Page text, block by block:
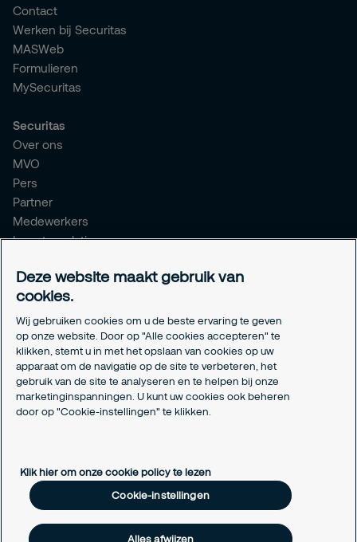
Contact
Werken bij Securitas
MASWeb
Formulieren
MySecuritas
Securitas
Over ons
MVO
Pers
Partner
Medewerkers
Investor relations
Certificeringen
Aanmeldformulieren installatiepartners
Juridisch
Privacyverklaring
Algemene voorwaarden
Responsible disclosure
Cookie-instellingen
Deze website maakt gebruik van
cookies.
Wij gebruiken cookies om u de beste ervaring te geven
op onze website. Door op "Alle cookies accepteren" te
klikken, stemt u in met het opslaan van cookies op uw
apparaat om de navigatie op de site te verbeteren, het
gebruik van de site te analyseren en te helpen bij onze
marketinginspanningen. U kunt uw cookies ook beheren
door op "Cookie-instellingen" te klikken.
Klik hier om onze cookie policy te lezen
Cookie-instellingen
Alles afwijzen